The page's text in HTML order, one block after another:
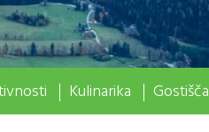
Kulinarika Gostišča